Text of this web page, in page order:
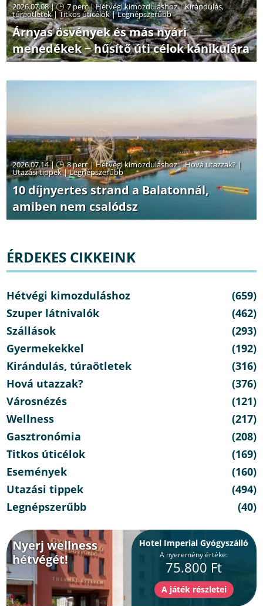
2026.07.08 | 7 perc|Hétvégi kimozduláshoz|Kirándulás,
túraötletek|Titkos úticélok|Legnépszerűbb
Árnyas ösvények és más nyári
menedékek − hűsítő úti célok kánikulára
2026.07.14 | 8 perc|Hétvégi kimozduláshoz|Hová utazzak? |
Utazási tippek|Legnépszerűbb
10 díjnyertes strand a Balatonnál,
amiben nem csalódsz
ÉRDEKES CIKKEINK
Hétvégi kimozduláshoz
(659)
Szuper látnivalók
(462)
Szállások
(293)
Gyermekekkel
(192)
Kirándulás, túraötletek
(316)
Hová utazzak?
(376)
Városnézés
(121)
Wellness
(217)
Gasztronómia
(208)
Titkos úticélok
(169)
Események
(160)
Utazási tippek
(494)
Legnépszerűbb
(40)
Nyerj wellness
hétvégét!
Hotel Imperial Gyógyszálló
A nyeremény értéke:
75.800 Ft